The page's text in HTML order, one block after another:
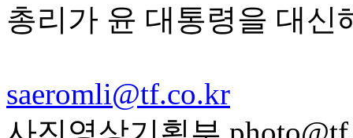
총리가 윤 대통령을 대신
saeromli@tf.co.kr